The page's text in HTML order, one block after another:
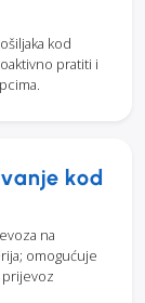
kod
pratiti i
kod
na
omogućuje
prijevoz